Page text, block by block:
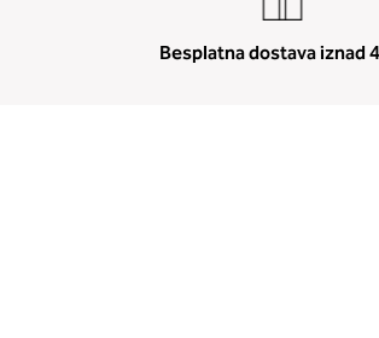
Besplatna dostava iznad